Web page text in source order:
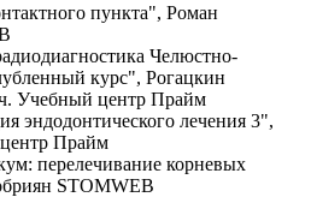
пункта", Роман
Челюстно-
курс", Рогацкин
Учебный центр Прайм
эндодонтического лечения 3",
Прайм
перелечивание корневых
STOMWEB